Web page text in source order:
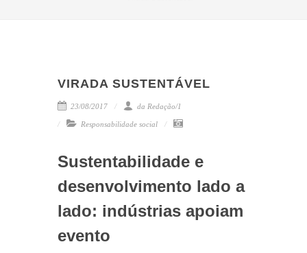
VIRADA SUSTENTÁVEL
23/08/2017 da Redação/1
Responsabilidade social
Sustentabilidade e
desenvolvimento lado a
lado: indústrias apoiam
evento